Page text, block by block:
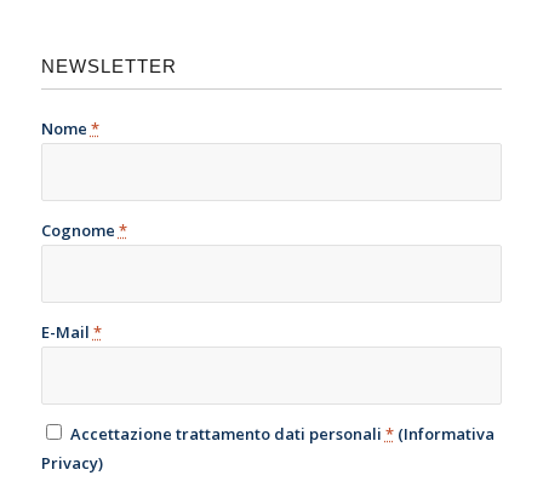
NEWSLETTER
Nome *
Cognome *
E-Mail *
Accettazione trattamento dati personali *(Informativa
Privacy)